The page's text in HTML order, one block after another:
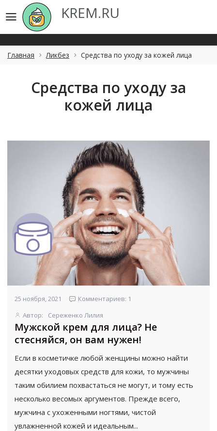
KREM.RU
KREM.RU
Главная Ликбез Средства по уходу за кожей лица
Средства по уходу за
кожей лица
25 ноября, 2021
Комментариев: 1
Автор:
Сереженко Лилия
Мужской крем для лица? Не
стесняйся, он вам нужен!
Если в косметичке любой женщины можно найти
десятки уходовых средств для кожи, то мужчины
таким обилием похвастаться не могут, и тому есть
несколько весомых аргументов. Прежде всего,
мужчина с ухоженными ногтями, чистой
увлажненной кожей и идеальным...